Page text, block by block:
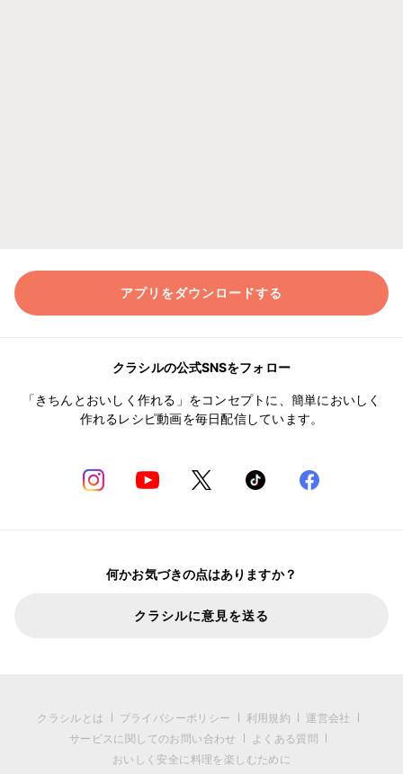
アプリをダウンロードする
クラシルの公式SNSをフォロー
「きちんとおいしく作れる」をコンセプトに、簡単においしく
作れるレシピ動画を毎日配信しています。
何かお気づきの点はありますか？
クラシルに意見を送る
クラシルとは プライバシーポリシー 利用規約
運営会社
サービスに関してのお問い合わせ
よくある質問
おいしく安全に料理を楽しむために